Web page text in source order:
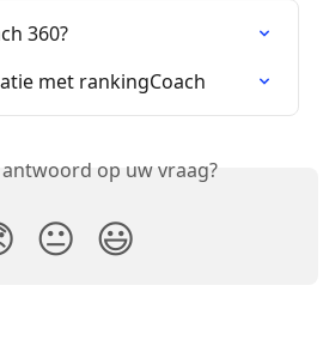
360?
met rankingCoach
op uw vraag?
😐 😃